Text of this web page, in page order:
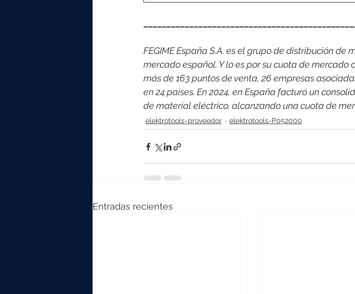
FEGIME España S.A. es el grupo de distribución
mercado español. Y lo es por su cuota de
más de 163 puntos de venta, 26 empresas
en 24 países. En 2024, en España facturó un
de material eléctrico, alcanzando una cuota de
elektrotools-proveedor elektrotools-P052000
Entradas recientes